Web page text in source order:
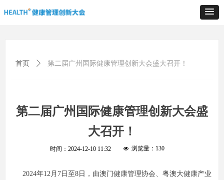
第二届广州国际健康管理创新大会盛
大召开！
2024年12月7日至8日，由澳门健康管理协会、粤澳大健康产业
首页 ꄲ 第二届广州国际健康管理创新大会盛大召开！
时间： 2024-12-10 11:32 넶 浏览量： 130